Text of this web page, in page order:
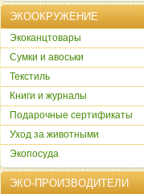
ЭКООКРУЖЕНИЕ
Экоканцтовары
Сумки и авоськи
Текстиль
Книги и журналы
Подарочные сертификаты
Уход за животными
Экопосуда
ЭКО-ПРОИЗВОДИТЕЛИ